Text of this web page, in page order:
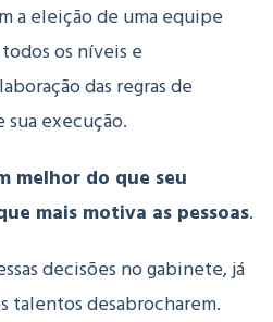
a eleição de uma equipe
os níveis e
das regras de
sua execução.
melhor do que seu
mais motiva as pessoas.
decisões no gabinete, já
talentos desabrocharem.